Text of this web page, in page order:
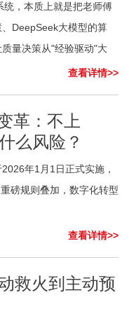
，本质上就是把老师傅
DeepSeek大模型的算
量决策从"经验驱动"大
查看详情>>
革：不上
么风险？
年1月1日正式实施，
磅规则叠加，数字化转型
查看详情>>
救火到主动预